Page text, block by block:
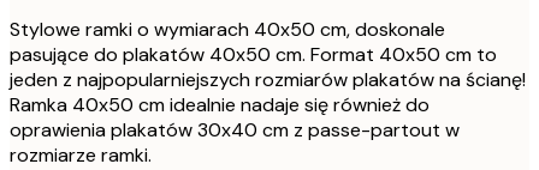
Stylowe ramki o wymiarach 40x50 cm, doskonale
pasujące do plakatów 40x50 cm. Format 40x50 cm to
jeden z najpopularniejszych rozmiarów plakatów na ścianę!
Ramka 40x50 cm idealnie nadaje się również do
oprawienia plakatów 30x40 cm z passe-partout w
rozmiarze ramki.